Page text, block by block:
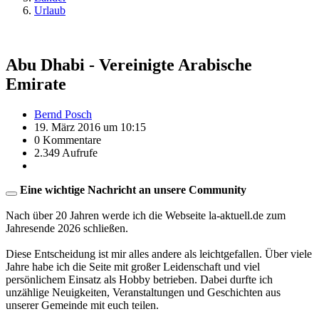
Urlaub
Abu Dhabi - Vereinigte Arabische
Emirate
Bernd Posch
19. März 2016 um 10:15
0 Kommentare
2.349 Aufrufe
Eine wichtige Nachricht an unsere Community
Nach über 20 Jahren werde ich die Webseite la-aktuell.de zum
Jahresende 2026 schließen.
Diese Entscheidung ist mir alles andere als leichtgefallen. Über viele
Jahre habe ich die Seite mit großer Leidenschaft und viel
persönlichem Einsatz als Hobby betrieben. Dabei durfte ich
unzählige Neuigkeiten, Veranstaltungen und Geschichten aus
unserer Gemeinde mit euch teilen.